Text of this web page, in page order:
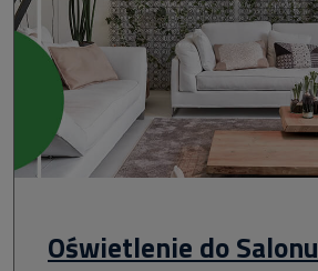
Oświetlenie do Salonu